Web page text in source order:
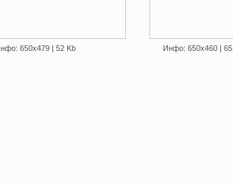
650х479 | 52 Kb Инфо: 650х460 | 65